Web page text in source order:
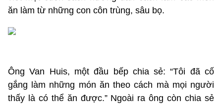
ăn làm từ những con côn trùng, sâu bọ.
Ông Van Huis, một đầu bếp chia sẻ: “Tôi đã cố
gắng làm những món ăn theo cách mà mọi người
thấy là có thể ăn được.” Ngoài ra ông còn chia sẻ